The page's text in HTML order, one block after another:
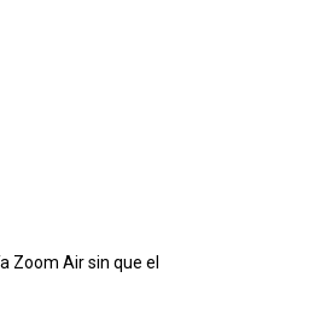
Zoom Air sin que el